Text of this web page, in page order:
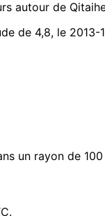
autour de
de 4,8, le 2013-
un rayon de